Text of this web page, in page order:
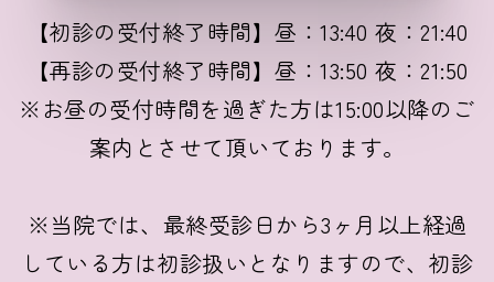
【初診の受付終了時間】昼：13:40 夜：21:40
【再診の受付終了時間】昼：13:50 夜：21:50
※お昼の受付時間を過ぎた方は15:00以降のご
案内とさせて頂いております。
※当院では、最終受診日から3ヶ月以上経過
している方は初診扱いとなりますので、初診